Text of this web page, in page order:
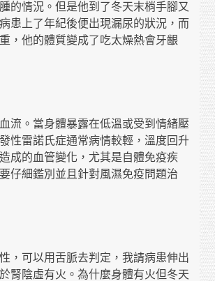
的情況。但是他到了冬天末梢手腳又
患上了年紀後便出現漏尿的狀況，而
，他的體質變成了吃太燥熱會牙齦
流。當身體暴露在低溫或受到情緒壓
性雷諾氏症通常病情較輕，溫度回升
成的血管變化，尤其是自體免疫疾
仔細鑑別並且針對風濕免疫問題治
，可以用舌脈去判定，我請病患伸出
腎陰虛有火。為什麼身體有火但冬天